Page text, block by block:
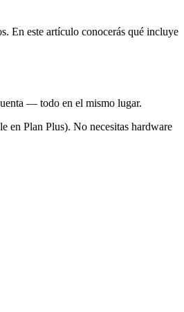
En este artículo conocerás qué incluye
— todo en el mismo lugar.
en Plan Plus). No necesitas hardware